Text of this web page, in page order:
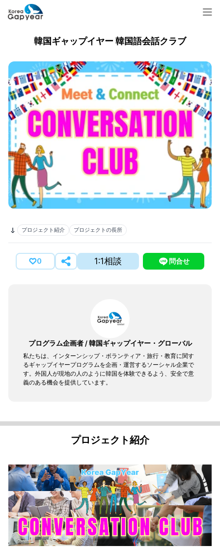
韓国ギャップイヤー 韓国語会話クラブ
プロジェクト紹介 プロジェクトの長所
0 1:1相談 問合せ
プログラム企画者/韓国ギャップイヤー・グローバル
私たちは、インターンシップ・ボランティア・旅行・教育に関す
るギャップイヤープログラムを企画・運営するソーシャル企業で
す。外国人が現地の人のように韓国を体験できるよう、安全で意
義のある機会を提供しています。
プロジェクト紹介